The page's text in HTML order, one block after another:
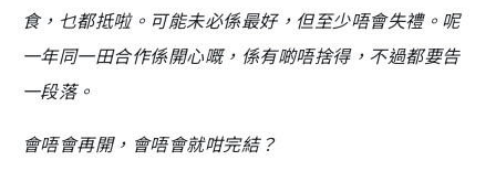
食，乜都抵啦。可能未必係最好，但至少唔會失禮。呢
一年同一田合作係開心嘅，係有啲唔捨得，不過都要告
一段落。
會唔會再開，會唔會就咁完結？